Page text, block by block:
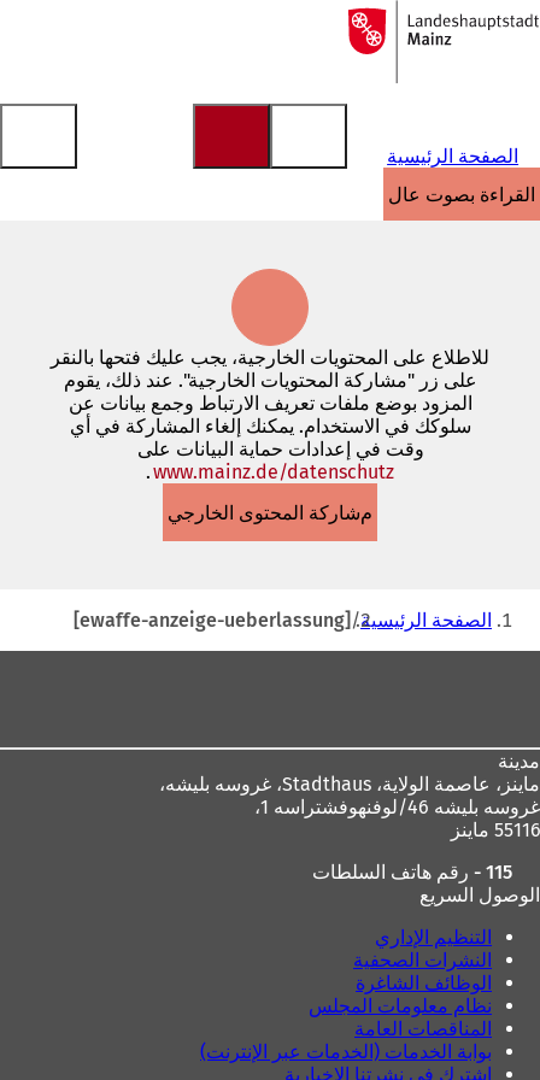
الانتقال إلى المحتوى
إلى
الصفحة
الصفحة الرئيسية
القراءة بصوت عالٍ
للاطلاع على المحتويات الخارجية، يجب عليك فتحها بالنقر
على زر "مشاركة المحتويات الخارجية". عند ذلك، يقوم
المزود بوضع ملفات تعريف الارتباط وجمع بيانات عن
سلوكك في الاستخدام. يمكنك إلغاء المشاركة في أي
وقت في إعدادات حماية البيانات على
www.mainz.de/datenschutz(يفتح.
مشاركة المحتوى الخارجي
أنت الصفحة الرئيسية [ewaffe-anzeige-ueberlassung]
مدينة
ماينز، عاصمة الولاية،
غروسه بليشه 46/لوفنهوفشتراسه 1،
55116 ماينز
115 - رقم هاتف السلطات
الوصول السريع
التنظيم الإداري
النشرات الصحفية
الوظائف الشاغرة
نظام معلومات المجلس
المناقصات العامة
بوابة الخدمات (الخدمات عبر الإنترنت)
اشترك في نشرتنا الإخبارية